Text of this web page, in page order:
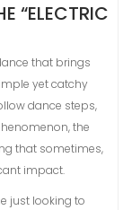
“ELECTRIC
that brings
yet catchy
dance steps,
the
that sometimes,
impact.
just looking to